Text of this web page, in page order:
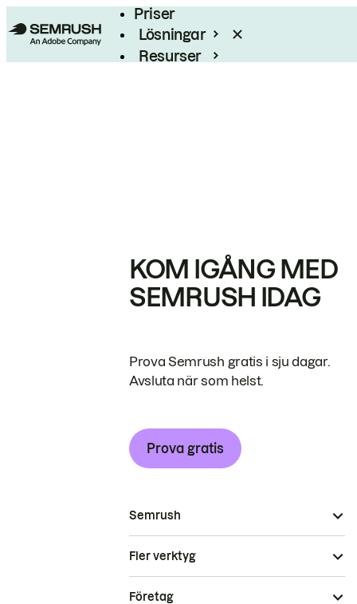
Priser
Lösningar
Resurser
KOM IGÅNG MED
SEMRUSH IDAG
Prova Semrush gratis i sju dagar.
Avsluta när som helst.
Prova gratis
Semrush
Fler verktyg
Företag